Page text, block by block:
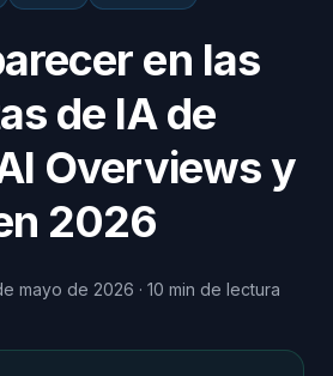
en las
de IA de
Overviews y
2026
mayo de 2026 · 10 min de lectura